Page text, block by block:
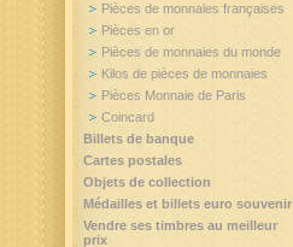
Pièces de monnaies françaises
Pièces en or
Pièces de monnaies du monde
Kilos de pièces de monnaies
Pièces Monnaie de Paris
Coincard
Billets de banque
Cartes postales
Objets de collection
Médailles et billets euro souvenir
Vendre ses timbres au meilleur
prix